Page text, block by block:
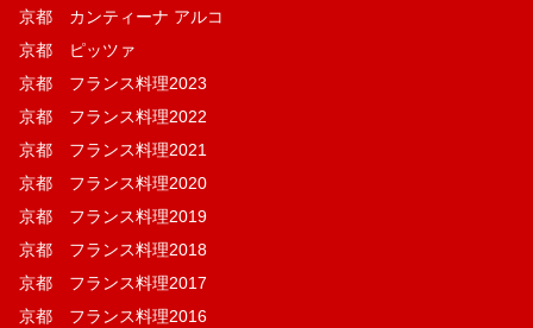
京都 カンティーナ アルコ
京都 ピッツァ
京都 フランス料理2023
京都 フランス料理2022
京都 フランス料理2021
京都 フランス料理2020
京都 フランス料理2019
京都 フランス料理2018
京都 フランス料理2017
京都 フランス料理2016